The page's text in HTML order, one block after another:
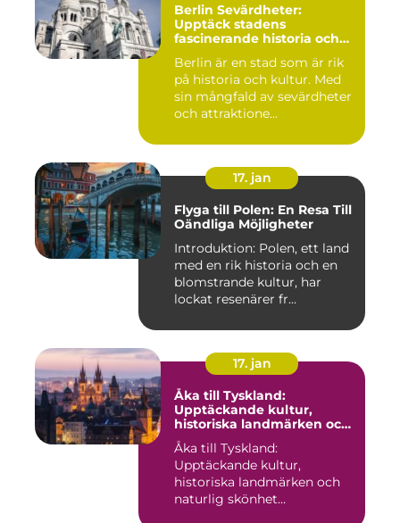
Berlin Sevärdheter:
Upptäck stadens
fascinerande historia och
Berlin är en stad som är rik
på historia och kultur. Med
sin mångfald av sevärdheter
och attraktione...
17. jan
Flyga till Polen: En Resa Till
Oändliga Möjligheter
Introduktion: Polen, ett land
med en rik historia och en
blomstrande kultur, har
lockat resenärer fr...
17. jan
Åka till Tyskland:
Upptäckande kultur,
historiska landmärken och
naturlig skönhet
Åka till Tyskland:
Upptäckande kultur,
historiska landmärken och
naturlig skönhet